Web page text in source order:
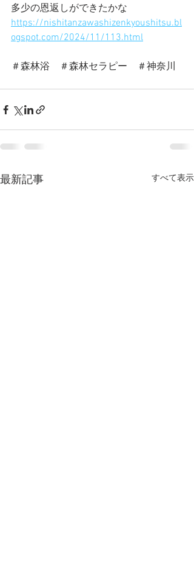
多少の恩返しができたかな
https://nishitanzawashizenkyoushitsu.bl
ogspot.com/2024/11/113.html
＃森林浴　＃森林セラピー　＃神奈川
最新記事 すべて表示